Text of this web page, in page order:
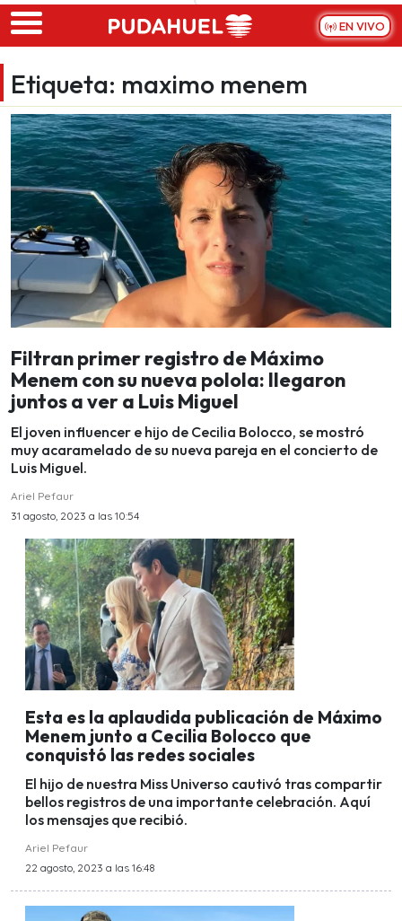
Skip to main content
EN VIVO
Etiqueta: maximo menem
Filtran primer registro de Máximo
Menem con su nueva polola: llegaron
juntos a ver a Luis Miguel
El joven influencer e hijo de Cecilia Bolocco, se mostró
muy acaramelado de su nueva pareja en el concierto de
Luis Miguel.
Ariel Pefaur
31 agosto, 2023 a las 10:54
Esta es la aplaudida publicación de Máximo
Menem junto a Cecilia Bolocco que
conquistó las redes sociales
El hijo de nuestra Miss Universo cautivó tras compartir
bellos registros de una importante celebración. Aquí
los mensajes que recibió.
Ariel Pefaur
22 agosto, 2023 a las 16:48